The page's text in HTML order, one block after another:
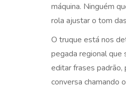
máquina. Ninguém
rola ajustar o tom
O truque está nos
pegada regional que
editar frases padrão,
conversa chamando